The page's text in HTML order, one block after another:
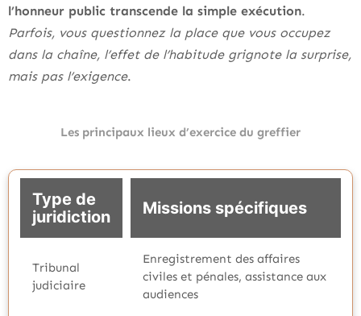
l’honneur public transcende la simple exécution.
Parfois, vous questionnez la place que vous occupez
dans la chaîne, l’effet de l’habitude grignote la surprise,
mais pas l’exigence.
Les principaux lieux d’exercice du greffier
Type de
juridiction
Missions spécifiques
Tribunal
judiciaire
Enregistrement des affaires
civiles et pénales, assistance aux
audiences